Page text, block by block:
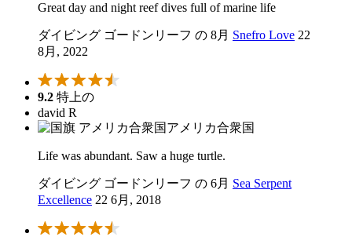
Great day and night reef dives full of marine life
ダイビング ゴードンリーフ の 8月 Snefro Love 22
8月, 2022
9.2 特上の
david R
アメリカ合衆国
Life was abundant. Saw a huge turtle.
ダイビング ゴードンリーフ の 6月 Sea Serpent
Excellence 22 6月, 2018